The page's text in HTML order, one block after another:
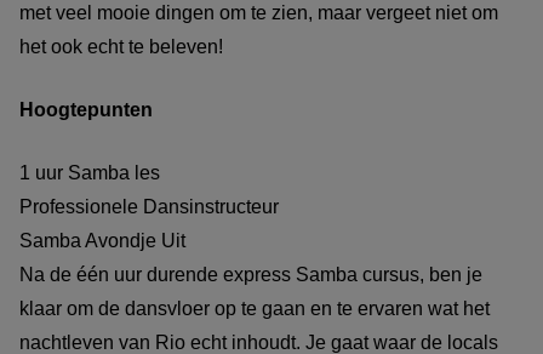
met veel mooie dingen om te zien, maar vergeet niet om
het ook echt te beleven!
Hoogtepunten
1 uur Samba les
Professionele Dansinstructeur
Samba Avondje Uit
Na de één uur durende express Samba cursus, ben je
klaar om de dansvloer op te gaan en te ervaren wat het
nachtleven van Rio echt inhoudt. Je gaat waar de locals